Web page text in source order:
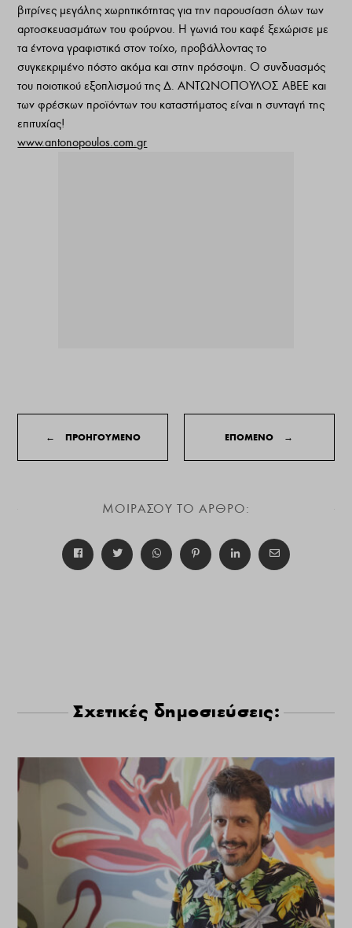
βιτρίνες μεγάλης χωρητικότητας για την παρουσίαση όλων των
αρτοσκευασμάτων του φούρνου. Η γωνιά του καφέ ξεχώρισε με
τα έντονα γραφιστικά στον τοίχο, προβάλλοντας το
συγκεκριμένο πόστο ακόμα και στην πρόσοψη. Ο συνδυασμός
του ποιοτικού εξοπλισμού της Δ. ΑΝΤΩΝΟΠΟΥΛΟΣ ΑΒΕΕ και
των φρέσκων προϊόντων του καταστήματος είναι η συνταγή της
επιτυχίας!
www.antonopoulos.com.gr
← ΠΡΟΗΓΟΥΜΕΝΟ ΕΠΟΜΕΝΟ →
ΜΟΙΡΑΣΟΥ ΤΟ ΑΡΘΡΟ:
Σχετικές δημοσιεύσεις: